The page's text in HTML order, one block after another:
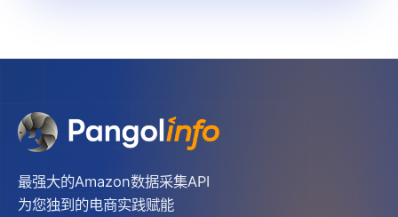
最强大的Amazon数据采集API
为您独到的电商实践赋能